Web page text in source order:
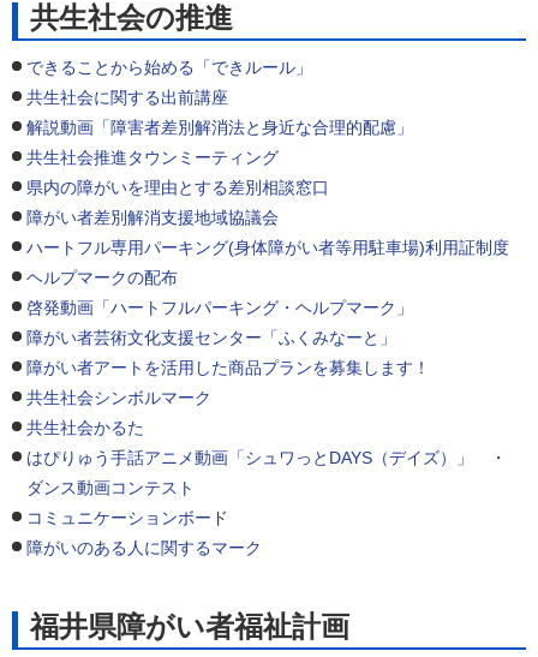
共生社会の推進
できることから始める「できルール」
共生社会に関する出前講座
解説動画「障害者差別解消法と身近な合理的配慮」
共生社会推進タウンミーティング
県内の障がいを理由とする差別相談窓口
障がい者差別解消支援地域協議会
ハートフル専用パーキング(身体障がい者等用駐車場)利用証制度
ヘルプマークの配布
啓発動画「ハートフルパーキング・ヘルプマーク」
障がい者芸術文化支援センター「ふくみなーと」
障がい者アートを活用した商品プランを募集します！
共生社会シンボルマーク
共生社会かるた
はぴりゅう手話アニメ動画「シュワっとDAYS（デイズ）」
・
ダンス動画コンテスト
コミュニケーションボー ド
障がいのある人に関するマーク
福井県障がい者福祉計画